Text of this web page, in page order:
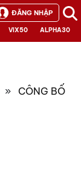
VIX50 ALPHA30
ĐĂNG NHẬP
» CÔNG BỐ